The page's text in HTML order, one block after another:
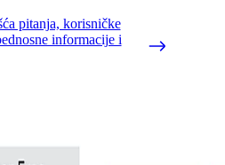
pitanja, korisničke
informacije i